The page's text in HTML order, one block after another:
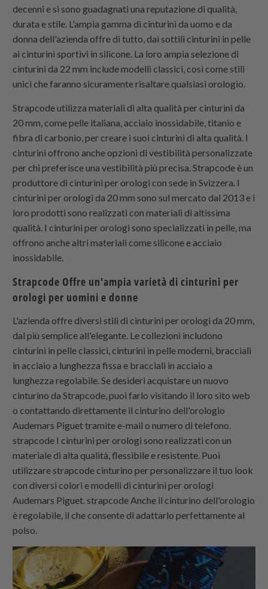
decenni e si sono guadagnati una reputazione di qualità,
durata e stile. L'ampia gamma di cinturini da uomo e da
donna dell'azienda offre di tutto, dai sottili cinturini in pelle
ai cinturini sportivi in ​​silicone. La loro ampia selezione di
cinturini da 22 mm include modelli classici, così come stili
unici che faranno sicuramente risaltare qualsiasi orologio.
Strapcodeutilizza materiali di alta qualità per cinturini da
20 mm, come pelle italiana, acciaio inossidabile, titanio e
fibra di carbonio, per creare i suoi cinturini di alta qualità. I ​​
cinturini offrono anche opzioni di vestibilità personalizzate
per chi preferisce una vestibilità più precisa.Strapcode è un
produttore di cinturini per orologi con sede in Svizzera. I
cinturini per orologi da 20 mm sono sul mercato dal 2013 e i
loro prodotti sono realizzati con materiali di altissima
qualità. I ​​cinturini per orologi sono specializzati in pelle, ma
offrono anche altri materiali come silicone e acciaio
inossidabile.
Strapcode Offre un'ampia varietà di cinturini per
orologi per uomini e donne
L'azienda offre diversi stili di cinturini per orologi da 20 mm,
dal più semplice all'elegante. Le collezioni includono
cinturini in pelle classici, cinturini in pelle moderni, bracciali
in acciaio a lunghezza fissa e bracciali in acciaio a
lunghezza regolabile. Se desideri acquistare un nuovo
cinturino daStrapcode, puoi farlo visitando il loro sito web
o contattando direttamente il cinturino dell'orologio
Audemars Piguet tramite e-mail o numero di telefono.
strapcode I cinturini per orologi sono realizzati con un
materiale di alta qualità, flessibile e resistente. Puoi
utilizzare strapcodecinturino per personalizzare il tuo look
con diversi colori e modelli di cinturini per orologi
Audemars Piguet. strapcodeAnche il cinturino dell'orologio
è regolabile, il che consente di adattarlo perfettamente al
polso.